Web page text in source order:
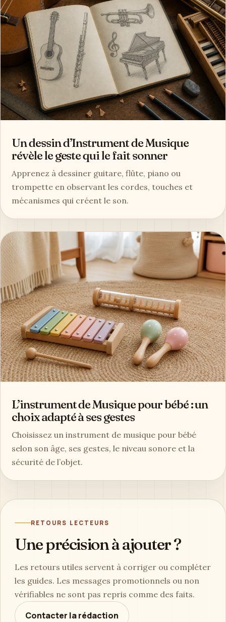
Un dessin d’Instrument de Musique
révèle le geste qui le fait sonner
Apprenez à dessiner guitare, flûte, piano ou
trompette en observant les cordes, touches et
mécanismes qui créent le son.
L’instrument de Musique pour bébé : un
choix adapté à ses gestes
Choisissez un instrument de musique pour bébé
selon son âge, ses gestes, le niveau sonore et la
sécurité de l’objet.
RETOURS LECTEURS
Une précision à ajouter ?
Les retours utiles servent à corriger ou compléter
les guides. Les messages promotionnels ou non
vérifiables ne sont pas repris comme des faits.
Contacter la rédaction